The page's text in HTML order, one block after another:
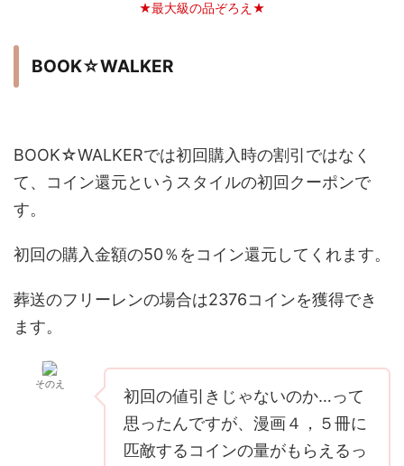
★最大級の品ぞろえ★
BOOK☆WALKER
BOOK☆WALKERでは初回購入時の割引ではなく
て、コイン還元というスタイルの初回クーポンで
す。
初回の購入金額の50％をコイン還元してくれます。
葬送のフリーレンの場合は2376コインを獲得でき
ます。
そのえ
初回の値引きじゃないのか…って
思ったんですが、漫画４，５冊に
匹敵するコインの量がもらえるっ